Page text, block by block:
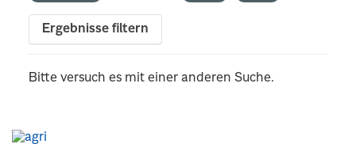
Ergebnisse filtern
Bitte versuch es mit einer anderen Suche.